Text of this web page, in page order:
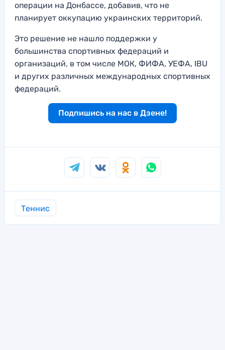
операции на Донбассе, добавив, что не
планирует оккупацию украинских территорий.
Это решение не нашло поддержки у
большинства спортивных федераций и
организаций, в том числе МОК, ФИФА, УЕФА, IBU
и других различных международных спортивных
федераций.
Подпишись на нас в Дзене!
Теннис